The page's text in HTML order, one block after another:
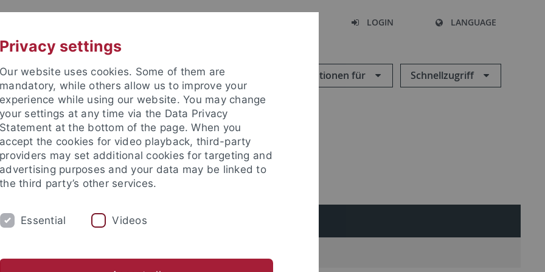
LOGIN LANGUAGE
Informationen für Schnellzugriff
und Klinische Pharmazie
PROF. DR. DR. MIRIAM CORTESE-KROTT
Privacy settings
Our website uses cookies. Some of them are
mandatory, while others allow us to improve your
experience while using our website. You may change
your settings at any time via the Data Privacy
Statement at the bottom of the page. When you
accept the cookies for video playback, third-party
providers may set additional cookies for targeting and
advertising purposes and your data may be linked to
the third party’s other services.
Essential Videos